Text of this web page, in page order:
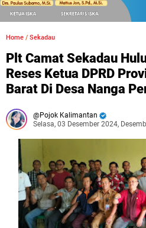
Home / Sekadau
Plt Camat Sekadau
Reses Ketua DPRD
Barat Di Desa Nanga
Pojok Kalimantan
Selasa, 03 Desember 2024,